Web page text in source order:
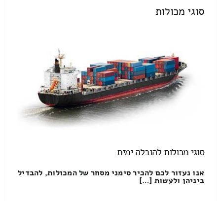
סוגי מכולות
סוגי מכולות להובלה ימית
אנו נעזור לכם להכיר סימני מסחר של המכולות, להבדיל
ביניהן ולעשות […]